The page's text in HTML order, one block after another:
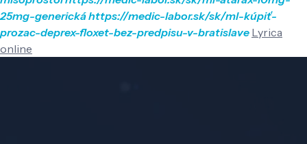
25mg-generickáhttps://medic-labor.sk/sk/ml-kúpiť-
prozac-deprex-floxet-bez-predpisu-v-bratislave Lyrica
online